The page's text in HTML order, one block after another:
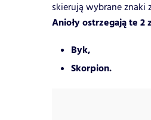
skierują wybrane znaki
Anioły ostrzegają te 2
Byk,
Skorpion.